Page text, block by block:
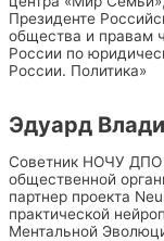
Президенте
общества и правам
России по
России. Политика»
Эдуард
Советник НОЧУ ДПО
общественной
партнер проекта
практической
Ментальной